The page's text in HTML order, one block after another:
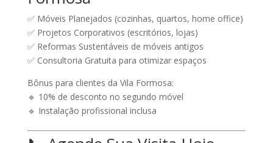
✅ Móveis Planejados (cozinhas, quartos, home office)
✅ Projetos Corporativos (escritórios, lojas)
✅ Reformas Sustentáveis de móveis antigos
✅ Consultoria Gratuita para otimizar espaços
Bônus para clientes da Vila Formosa:
🔹 10% de desconto no segundo móvel
🔹 Instalação profissional inclusa